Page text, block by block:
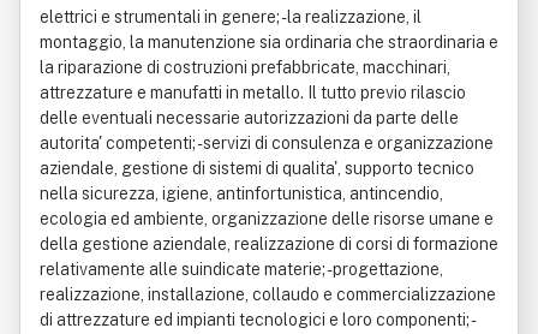
elettrici e strumentali in genere; - la realizzazione, il
montaggio, la manutenzione sia ordinaria che straordinaria e
la riparazione di costruzioni prefabbricate, macchinari,
attrezzature e manufatti in metallo. Il tutto previo rilascio
delle eventuali necessarie autorizzazioni da parte delle
autorita' competenti; - servizi di consulenza e organizzazione
aziendale, gestione di sistemi di qualita', supporto tecnico
nella sicurezza, igiene, antinfortunistica, antincendio,
ecologia ed ambiente, organizzazione delle risorse umane e
della gestione aziendale, realizzazione di corsi di formazione
relativamente alle suindicate materie; - progettazione,
realizzazione, installazione, collaudo e commercializzazione
di attrezzature ed impianti tecnologici e loro componenti; -